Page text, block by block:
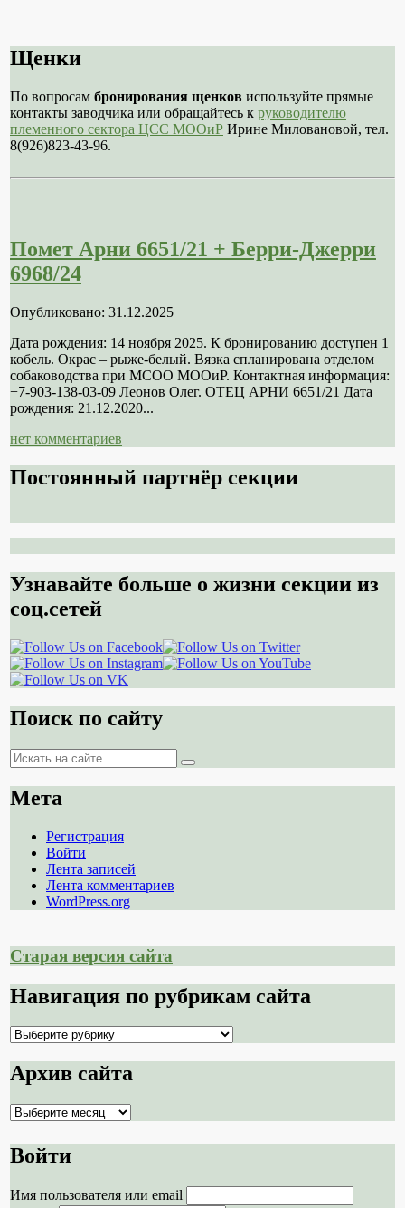
Щенки
По вопросам бронирования щенков используйте прямые
контакты заводчика или обращайтесь к руководителю
племенного сектора ЦСС МООиР Ирине Миловановой, тел.
8(926)823-43-96.
Помет Арни 6651/21 + Берри-Джерри
6968/24
Опубликовано: 31.12.2025
Дата рождения: 14 ноября 2025. К бронированию доступен 1
кобель. Окрас – рыже-белый. Вязка спланирована отделом
собаководства при МСОО МООиР. Контактная информация:
+7-903-138-03-09 Леонов Олег. ОТЕЦ АРНИ 6651/21 Дата
рождения: 21.12.2020...
нет комментариев
Постоянный партнёр секции
Узнавайте больше о жизни секции из
соц.сетей
Поиск по сайту
Поиск
Поиск
Мета
Регистрация
Войти
Лента записей
Лента комментариев
WordPress.org
Старая версия сайта
Навигация по рубрикам сайта
Навигация
рубрикам
сайта
Архив сайта
Архив
Войти
Имя пользователя или email